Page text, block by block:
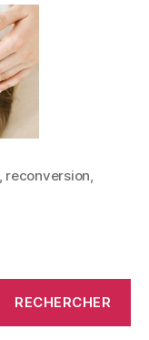
reconversion